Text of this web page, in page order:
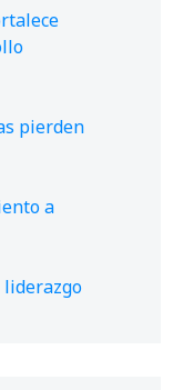
pierden
a
liderazgo